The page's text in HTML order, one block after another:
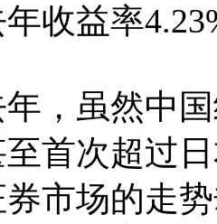
益率
虽然中国
首次超过
券市场的走